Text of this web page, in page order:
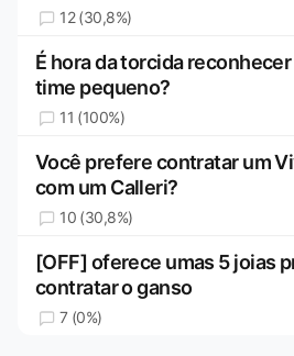
12 (30,8%)
É hora da torcida
time pequeno?
11 (100%)
Você prefere contratar um
com um Calleri?
10 (30,8%)
[OFF] oferece umas 5 joias
contratar o ganso
7 (0%)